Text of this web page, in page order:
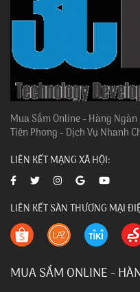
Mua Sắm Online - Hàng
Tiên Phong - Dịch Vụ Nhanh
LIÊN KẾT MẠNG XÃ HỘI:
LIÊN KẾT SÀN THƯƠNG MẠI
MUA SẮM ONLINE -